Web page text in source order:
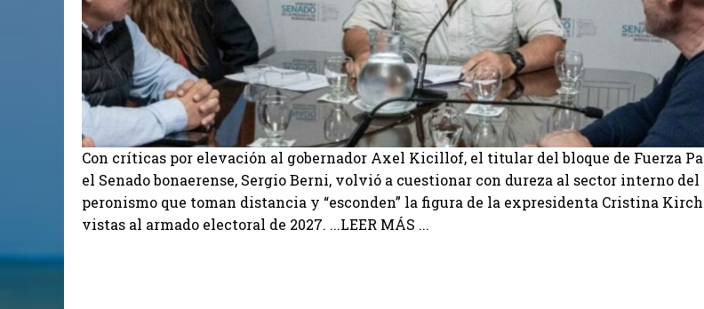
Con críticas por elevación al gobernador Axel Kicillof, el titular del bloque de Fuerza
el Senado bonaerense, Sergio Berni, volvió a cuestionar con dureza al sector interno del
peronismo que toman distancia y “esconden” la figura de la expresidenta Cristina
vistas al armado electoral de 2027. ...LEER MÁS ...